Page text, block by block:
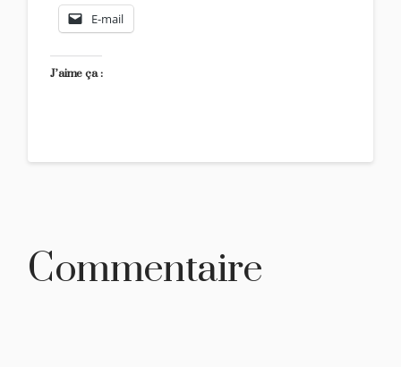
E-mail
J’aime ça :
Commentaire